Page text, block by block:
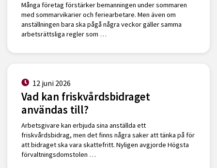
Många företag förstärker bemanningen under sommaren
med sommarvikarier och feriearbetare. Men även om
anställningen bara ska pågå några veckor gäller samma
arbetsrättsliga regler som …
12 juni 2026
Vad kan friskvårdsbidraget
användas till?
Arbetsgivare kan erbjuda sina anställda ett
friskvårdsbidrag, men det finns några saker att tänka på för
att bidraget ska vara skattefritt. Nyligen avgjorde Högsta
förvaltningsdomstolen …